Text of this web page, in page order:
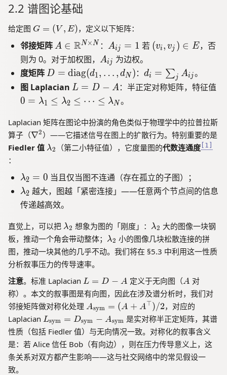
h
c
al
{
L
}
\
es
V
A
}
c
{
L
}
al
}
2.2 谱图论基础
给定图 G
(
V
,
)
G = ( V , E)，定义以下矩阵：
邻接矩阵 A
\i
m
a
h
b
b
R
}
^
{
\
ti
m
es
N
}
A ∈ RN ×N ：
A
_
{i
j
}
=
Aij = 1 若 (
v
\
i
n
(vi , vj ) ∈ E，否
则为 0。对于加权图， A
{
}
Aij
为边权。
度矩阵 D
=
te
x
{
d
g
}
(
d
_
1,
\l
d
o
ts
,
d
_
N
D = diag(d1, … , dN )： d
_i
s
u
m
_j
_
{i
di = ∑j Aij 。
图 Laplacian L
=
D
-
A
L = D − A：半正定对称矩阵，特征值
a
m
1
a
2
0 = λ1 ≤ λ2 ≤ ⋯ ≤ λN 。
Laplacian 矩阵在图论中扮演的角色类似于物理学中的拉普拉斯
算子（\
n
l
a
^
2
∇2 ）——它描述信号在图上的扩散行为。特别重要的是
Fiedler 值 \l
b
d
a
_
2
λ2 （第二小特征值），它度量图的代数连通度 [1]
：
\l
a
m
b
d
a
_
2
=
0
λ2 = 0 当且仅当图不连通（存在孤立的子图）；
\l
a
b
d
a
_
2
λ2 越大，图越「紧密连接」——任意两个节点间的信息
传递越高效。
直觉上，可以把 \l
a
m
b
d
a
_
2
λ2 想象为图的「刚度」： \l
a
m
b
a
_
2
λ2 大的图像一块钢
板，推动一个角会带动整体； \l
m
d
λ2 小的图像几块松散连接的拼
图，推动一块其他的几乎不动。我们将在 §5.3 中利用这一性质
分析叙事压力的传导速率。
注意。标准 Laplacian L
=
D
-
A
L = D − A 定义于无向图（ A
A 对
称）。本文的叙事图是有向图，因此在涉及谱分析时，我们对
邻接矩阵做对称化处理 A
{
\
te
x
Asym = (A + A⊤)/2，对应的
Laplacian L
_
{
\
te
Lsym = Dsym − Asym 是实对称半正定矩阵，其谱
性质（包括 Fiedler 值）与无向情况一致。对称化的叙事含义
是：若 Alice 信任 Bob（有向边），则在压力传导意义上，这
条关系对双方都产生影响——这与社交网络中的常见假设一
致。